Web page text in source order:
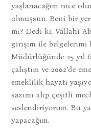
yaşlanacağım nice
olmuşsun. Beni bir
mı? Dedi ki; Vallahi
girişim ile belgelerimi
Müdürlüğünde 25 yıl
çalıştım ve 2002’de
emeklilik hayatı
sazımı alıp çeşitli
seslendiriyorum. Bu
yapacağım.